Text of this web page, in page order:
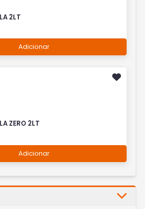
2LT
Adicionar
ZERO 2LT
Adicionar